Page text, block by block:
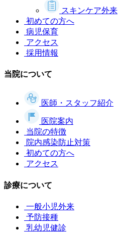
スキンケア外来
初めての方へ
病児保育
アクセス
採用情報
当院について
医師・スタッフ紹介
医院案内
当院の特徴
院内感染防止対策
初めての方へ
アクセス
診療について
一般小児外来
予防接種
乳幼児健診